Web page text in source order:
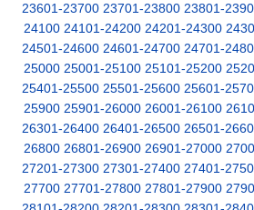
23601-23700 23701-23800 23801-
24100 24101-24200 24201-24300
24501-24600 24601-24700 24701-
25000 25001-25100 25101-25200
25401-25500 25501-25600 25601-
25900 25901-26000 26001-26100
26301-26400 26401-26500 26501-
26800 26801-26900 26901-27000
27201-27300 27301-27400 27401-
27700 27701-27800 27801-27900